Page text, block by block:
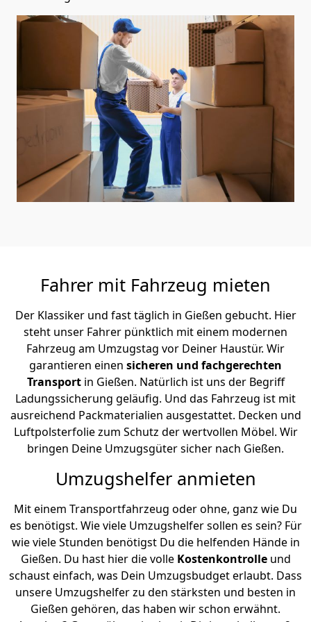
Fahrer mit Fahrzeug mieten
Der Klassiker und fast täglich in Gießen gebucht. Hier
steht unser Fahrer pünktlich mit einem modernen
Fahrzeug am Umzugstag vor Deiner Haustür. Wir
garantieren einen sicheren und fachgerechten
Transportin Gießen. Natürlich ist uns der Begriff
Ladungssicherung geläufig. Und das Fahrzeug ist mit
ausreichend Packmaterialien ausgestattet. Decken und
Luftpolsterfolie zum Schutz der wertvollen Möbel. Wir
bringen Deine Umzugsgüter sicher nach Gießen.
Umzugshelfer anmieten
Mit einem Transportfahrzeug oder ohne, ganz wie Du
es benötigst. Wie viele Umzugshelfer sollen es sein? Für
wie viele Stunden benötigst Du die helfenden Hände in
Gießen. Du hast hier die volle Kostenkontrolleund
schaust einfach, was Dein Umzugsbudget erlaubt. Dass
unsere Umzugshelfer zu den stärksten und besten in
Gießen gehören, das haben wir schon erwähnt.